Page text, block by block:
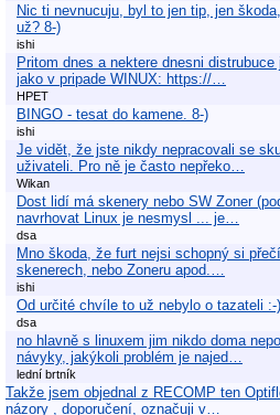
Nic ti nevnucuju, byl to jen tip, jen
už? 8-)
ishi
Pritom dnes a nektere dnesni
jako v pripade WINUX: https://…
HPET
BINGO - tesat do kamene. 8-)
ishi
Je vidět, že jste nikdy nepracovali se
uživateli. Pro ně je často nepřeko…
Wikan
Dost lidí má skenery nebo SW Zoner
navrhovat Linux je nesmysl ... je…
dsa
Mno škoda, že furt nejsi schopný si
skenerech, nebo Zoneru apod.…
ishi
Od určité chvíle to už nebylo o tazateli :-)
dsa
no hlavně s linuxem jim nikdo doma
návyky, jakýkoli problém je najed…
lední brtník
Takže jsem objednal z RECOMP ten
názory , doporučení, označuji v…